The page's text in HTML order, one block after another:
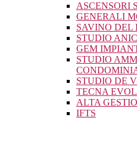
ASCENSORI
GENERALI
SAVINO DEL
STUDIO
GEM
STUDIO
STUDIO DE
TECNA
ALTA
IFTS